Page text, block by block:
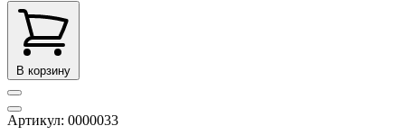
В корзину
Артикул: 0000033